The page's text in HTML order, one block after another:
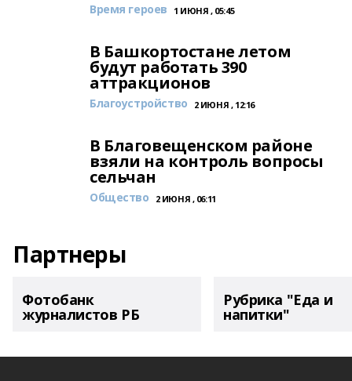
Время героев 1 ИЮНЯ , 05:45
В Башкортостане летом
будут работать 390
аттракционов
Благоустройство 2 ИЮНЯ , 12:16
В Благовещенском районе
взяли на контроль вопросы
сельчан
Общество 2 ИЮНЯ , 06:11
Партнеры
Фотобанк
журналистов РБ
Рубрика "Еда и
напитки"